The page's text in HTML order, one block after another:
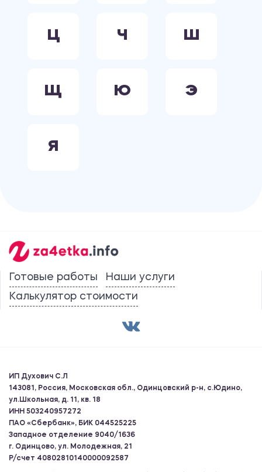
Ц Ч Ш
Щ Ю Э
Я
Готовые работы
Наши услуги
Калькулятор стоимости
ИП Духович С.Л
143081, Россия, Московская обл., Одинцовский р-н, с.Юдино,
ул.Школьная, д. 11, кв. 18
ИНН 503240957272
ПАО «Сбербанк», БИК 044525225
Западное отделение 9040/1636
г. Одинцово, ул. Молодежная, 21
Р/счет 40802810140000092587